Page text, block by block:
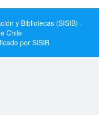
y Bibliotecas (SISIB) -
Chile
por SISIB